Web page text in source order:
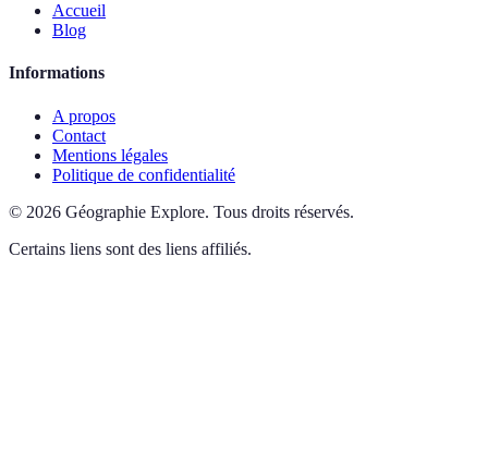
Accueil
Blog
Informations
A propos
Contact
Mentions légales
Politique de confidentialité
© 2026 Géographie Explore. Tous droits réservés.
Certains liens sont des liens affiliés.